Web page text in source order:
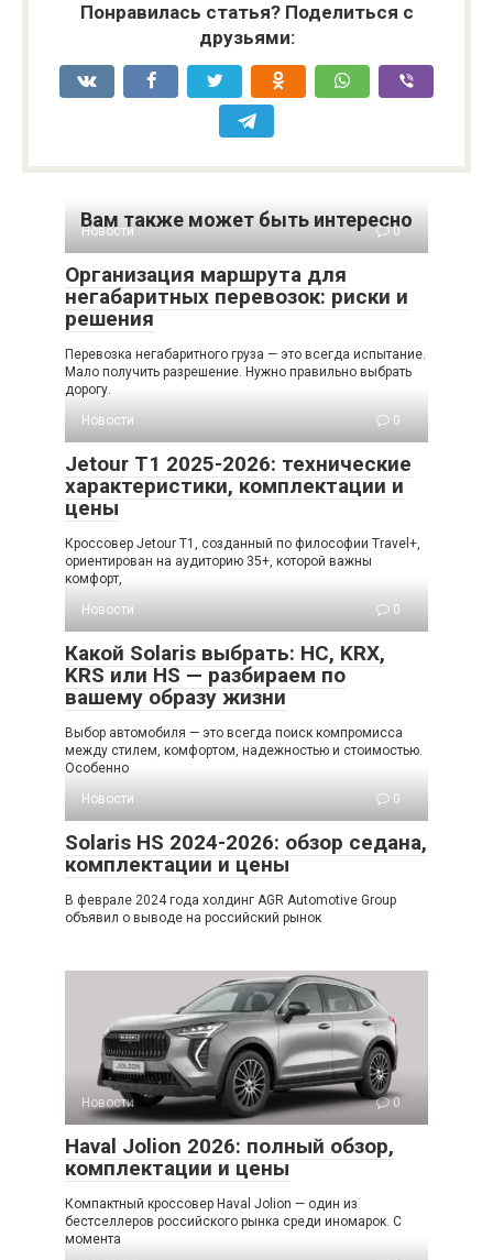
Понравилась статья? Поделиться с
друзьями:
Вам также может быть интересно
Новости 0
Организация маршрута для
негабаритных перевозок: риски и
решения
Перевозка негабаритного груза — это всегда испытание.
Мало получить разрешение. Нужно правильно выбрать
дорогу.
Новости
0
Jetour T1 2025-2026: технические
характеристики, комплектации и
цены
Кроссовер Jetour T1, созданный по философии Travel+,
ориентирован на аудиторию 35+, которой важны
комфорт,
Новости
0
Какой Solaris выбрать: HC, KRX,
KRS или HS — разбираем по
вашему образу жизни
Выбор автомобиля — это всегда поиск компромисса
между стилем, комфортом, надежностью и стоимостью.
Особенно
Новости
0
Solaris HS 2024-2026: обзор седана,
комплектации и цены
В феврале 2024 года холдинг AGR Automotive Group
объявил о выводе на российский рынок
Новости 0
Haval Jolion 2026: полный обзор,
комплектации и цены
Компактный кроссовер Haval Jolion — один из
бестселлеров российского рынка среди иномарок. С
момента